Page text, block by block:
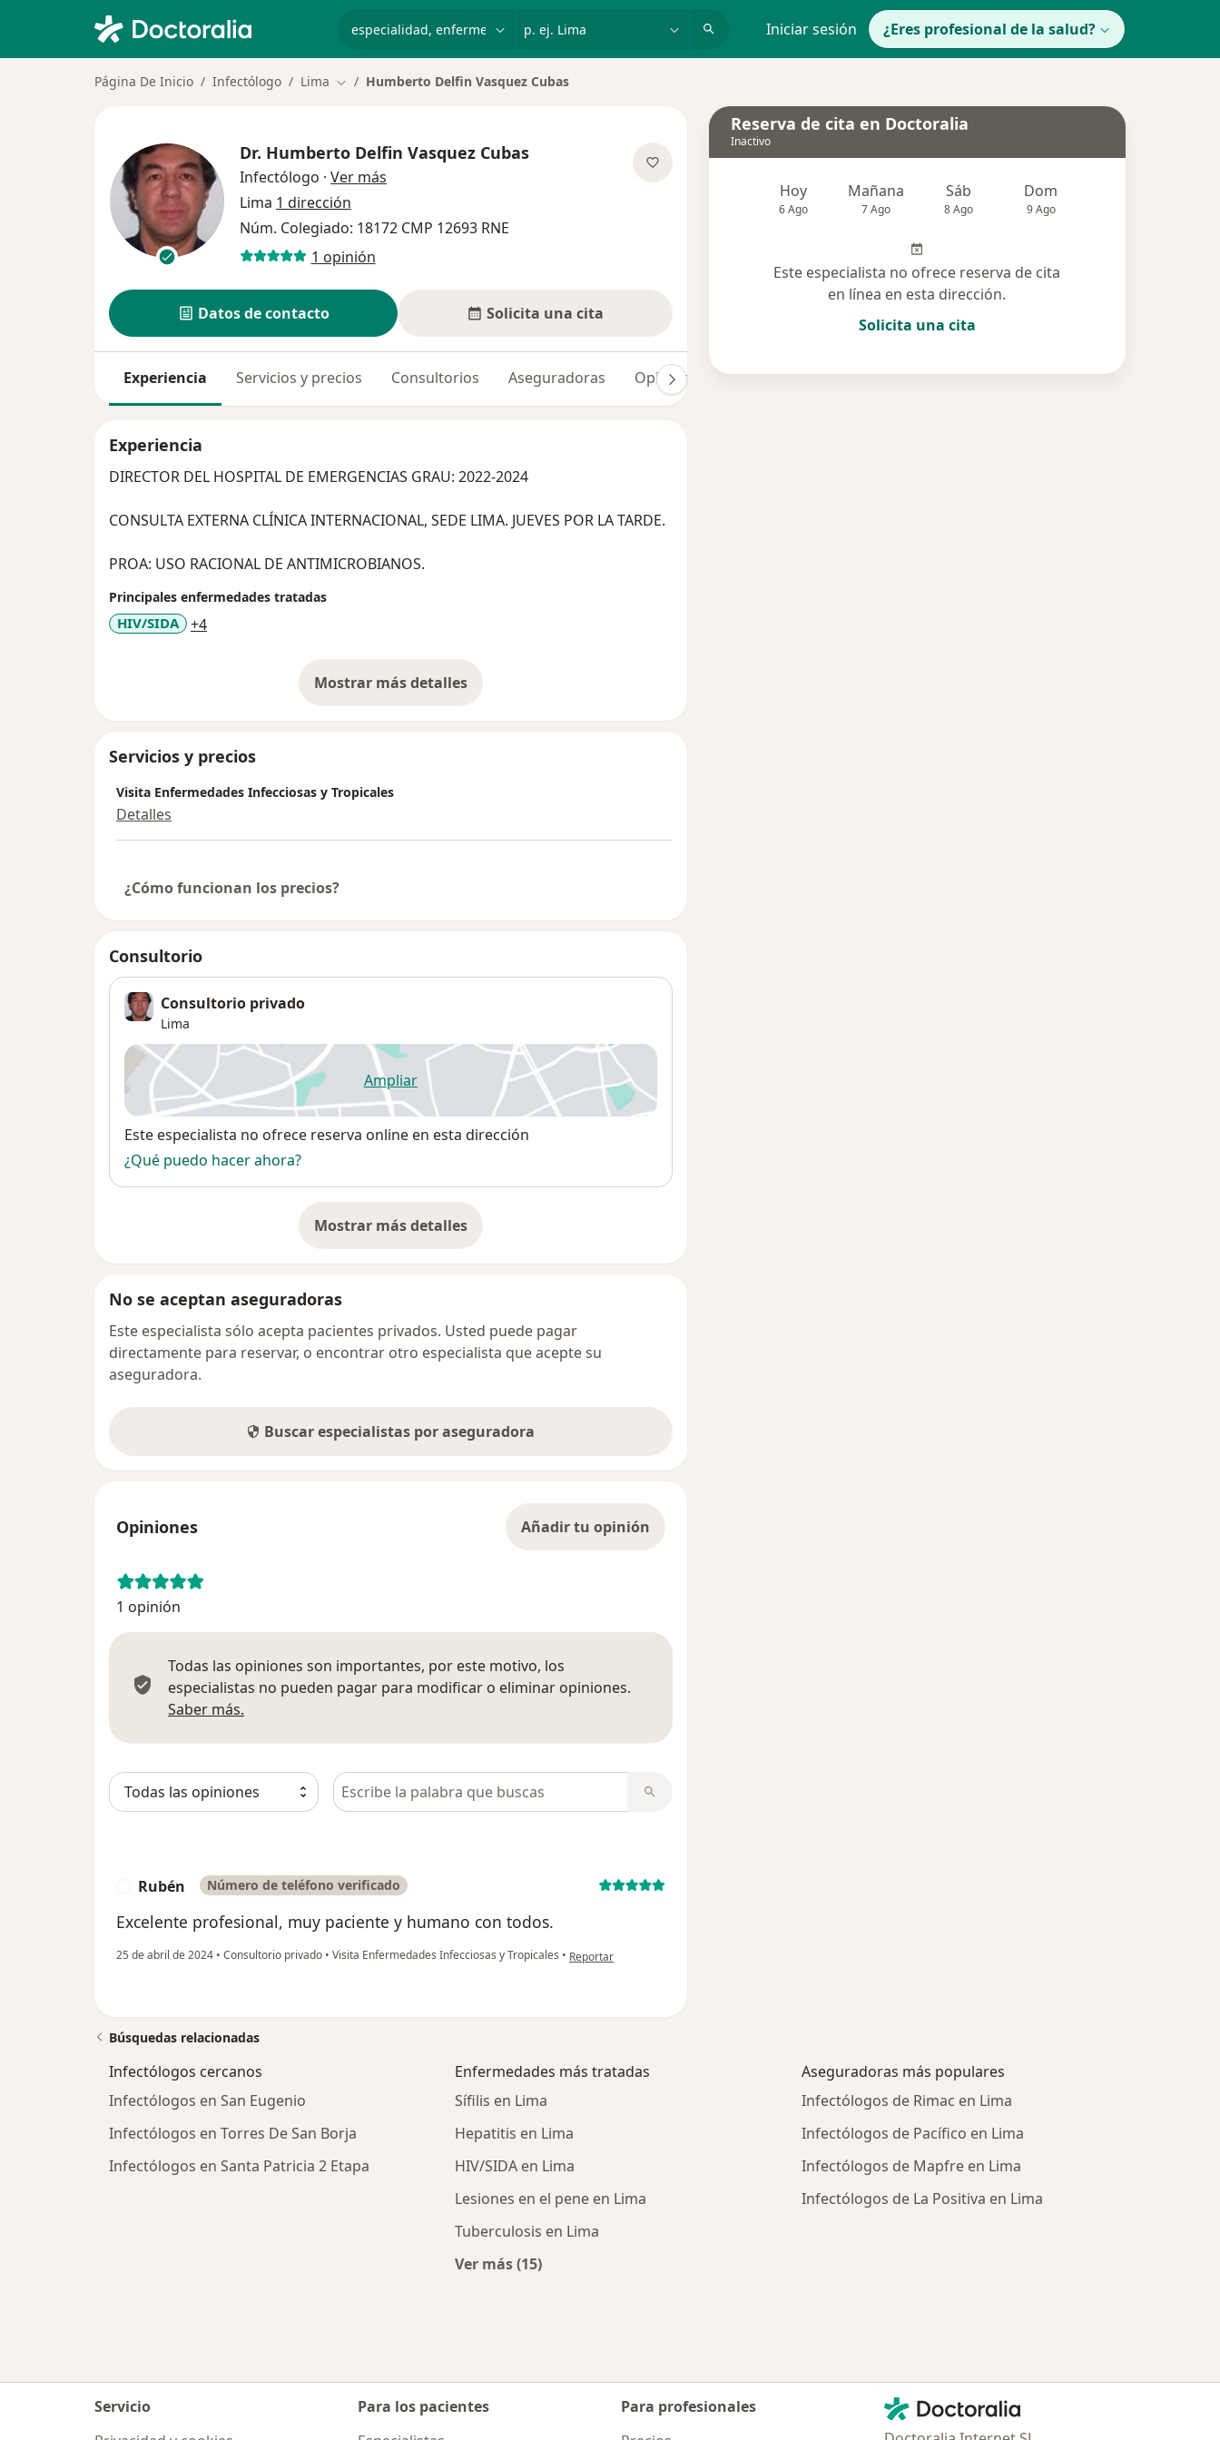
Iniciar sesión ¿Eres profesional de la salud?
Página De Inicio Infectólogo Lima Cambiar de ciudad
Humberto Delfin Vasquez Cubas
Dr. Humberto Delfin Vasquez Cubas
Infectólogo · Ver más
Lima 1 dirección
Núm. Colegiado: 18172 CMP 12693 RNE
1 opinión
Datos de contacto Solicita una cita
Experiencia Servicios y precios Consultorios Aseguradoras Opiniones (1)
Experiencia
DIRECTOR DEL HOSPITAL DE EMERGENCIAS GRAU: 2022-2024
CONSULTA EXTERNA CLÍNICA INTERNACIONAL, SEDE LIMA. JUEVES POR LA TARDE.
PROA: USO RACIONAL DE ANTIMICROBIANOS.
Principales enfermedades tratadas
HIV/SIDA +4a11y_sr_more_diseases
Mostrar más detalles
sobre la experiencia
Servicios y precios
Visita Enfermedades Infecciosas y Tropicales
Detalles
¿Cómo funcionan los precios?
Consultorio
Consultorio privado
Lima
Ampliarse abre en una nueva pestaña
Disponibilidad
Este especialista no ofrece reserva online en esta dirección
¿Qué puedo hacer ahora?
Mostrar más detalles
sobre la dirección
No se aceptan aseguradoras
Este especialista sólo acepta pacientes privados. Usted puede pagar
directamente para reservar, o encontrar otro especialista que acepte su
aseguradora.
Buscar especialistas por aseguradora
Opiniones Añadir tu opinión
1 opinión
Todas las opiniones son importantes, por este motivo, los
especialistas no pueden pagar para modificar o eliminar opiniones.
Saber más.
Busca en opiniones
Rubén Número de teléfono verificado
Excelente profesional, muy paciente y humano con todos.
25 de abril de 2024 • Consultorio privado • Visita Enfermedades Infecciosas y Tropicales • en opinión del usuario Rubén
Reportar
Reserva de cita en Doctoralia
Inactivo
Hoy
6 Ago
Mañana
7 Ago
Sáb
8 Ago
Dom
9 Ago
Este especialista no ofrece reserva de cita
en línea en esta dirección.
Solicita una cita
Búsquedas relacionadas
Infectólogos cercanos
Infectólogos en San Eugenio
Infectólogos en Torres De San Borja
Infectólogos en Santa Patricia 2 Etapa
Enfermedades más tratadas
Sífilis en Lima
Hepatitis en Lima
HIV/SIDA en Lima
Lesiones en el pene en Lima
Tuberculosis en Lima
Ver más (15)
Aseguradoras más populares
Infectólogos de Rimac en Lima
Infectólogos de Pacífico en Lima
Infectólogos de Mapfre en Lima
Infectólogos de La Positiva en Lima
Servicio
Para los pacientes
Para profesionales
Contacto
Doctoralia - Página de inicio